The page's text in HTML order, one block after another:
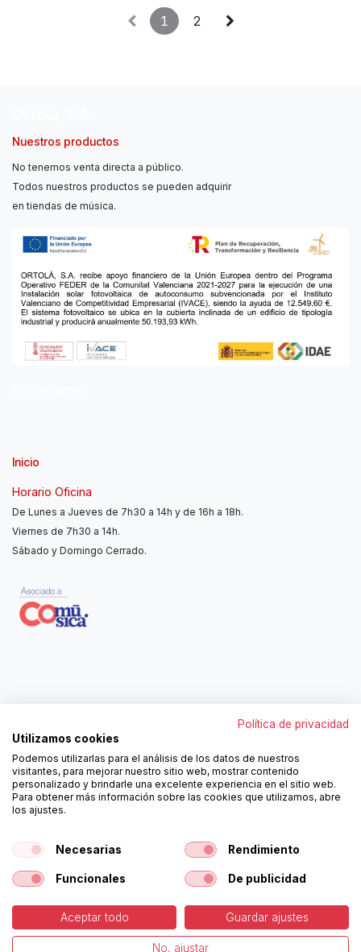
1 2
Nuestros productos
No tenemos venta directa a público.
Todos nuestros productos se pueden adquirir
en tiendas de música.
Inicio
Horario Oficina
De Lunes a Jueves de 7h30 a 14h y de 16h a 18h.
Viernes de 7h30 a 14h.
Sábado y Domingo Cerrado.
962250313
ortola@ortola-sa.es
Av. d'Albaida, s/n
46840 La Pobla del Duc (Valencia)
¡Síguenos!
Copyright © Ortolá, S.A. -Política de Cookies -Aviso
Política de privacidad
Utilizamos cookies
Podemos utilizarlas para el análisis de los datos de nuestros
visitantes, para mejorar nuestro sitio web, mostrar contenido
personalizado y brindarle una excelente experiencia en el sitio web.
Para obtener más información sobre las cookies que utilizamos, abre
los ajustes.
Necesarias Rendimiento
Funcionales De publicidad
Aceptar todo Guardar ajustes
No, ajustar